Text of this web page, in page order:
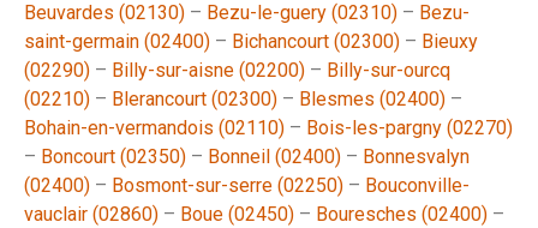
Beuvardes (02130) – Bezu-le-guery (02310) – Bezu-
saint-germain (02400) – Bichancourt (02300) – Bieuxy
(02290) – Billy-sur-aisne (02200) – Billy-sur-ourcq
(02210) – Blerancourt (02300) – Blesmes (02400) –
Bohain-en-vermandois (02110) – Bois-les-pargny (02270)
– Boncourt (02350) – Bonneil (02400) – Bonnesvalyn
(02400) – Bosmont-sur-serre (02250) – Bouconville-
vauclair (02860) – Boue (02450) – Bouresches (02400) –